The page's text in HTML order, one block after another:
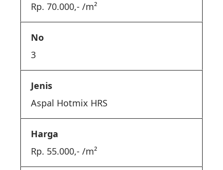
Rp. 70.000,- /m²
3
Aspal Hotmix HRS
Rp. 55.000,- /m²